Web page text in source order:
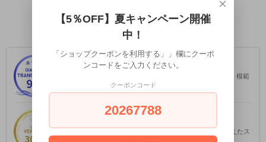
4.89 18件
透明性ダイヤモンド認定
レビューの9割以上を公開。最高レベルの透明性を実現した、模範
となるストアの証明です。
認証済みレビュー300件を達成。豊富な実績と信頼を兼ね備えたス
×
【5％OFF】夏キャンペーン開催
中！
「ショップクーポンを利用する」」欄にクーポ
ンコードをご入力ください。
クーポンコード
20267788